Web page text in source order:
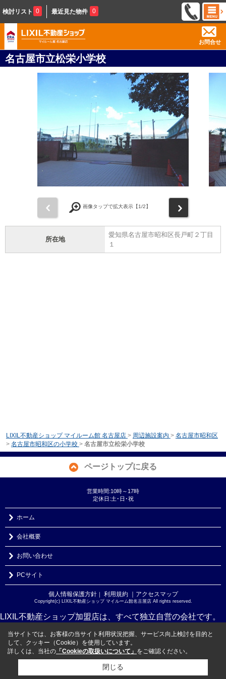
検討リスト 0 最近見た物件 0
お問合せ
名古屋市立松栄小学校
画像タップで拡大表示【1/2】
所在地
愛知県名古屋市昭和区長戸町２丁目
１
LIXIL不動産ショップ マイルーム館 名古屋店 > 周辺施設案内 > 名古屋市昭和区
> 名古屋市昭和区の小学校 > 名古屋市立松栄小学校
ページトップに戻る
営業時間:10時～17時
定休日:土･日･祝
ホーム
会社概要
お問い合わせ
PCサイト
個人情報保護方針｜ 利用規約 ｜アクセスマップ
Copyright(c) LIXIL不動産ショップ マイルーム館名古屋店 All rights reserved.
LIXIL不動産ショップ加盟店は、すべて独立自営の会社です。
当サイトでは、お客様の当サイト利用状況把握、サービス向上検討を目的と
して、クッキー（Cookie）を使用しています。
詳しくは、当社の 「Cookieの取扱いについて」 をご確認ください。
閉じる